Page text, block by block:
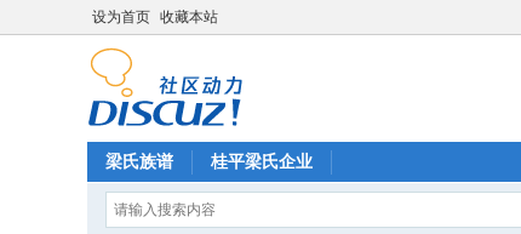
设为首页 收藏本站
梁氏族谱 桂平梁氏企业